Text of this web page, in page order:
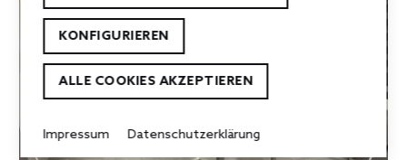
KONFIGURIEREN
ALLE COOKIES AKZEPTIEREN
Impressum Datenschutzerklärung